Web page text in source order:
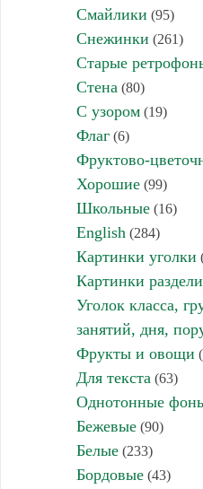
Смайлики (95)
Снежинки (261)
Старые
Стена (80)
С узором(19)
Флаг(6)
Фруктово-
Хорошие(99)
Школьные(16)
English (284)
Картинки уголки
Картинки
Уголок класса,
занятий, дня,
Фрукты и овощи
Для текста (63)
Однотонные
Бежевые(90)
Белые(233)
Бордовые(43)